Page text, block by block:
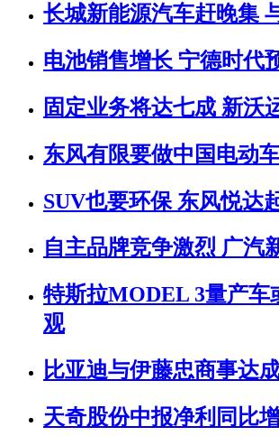
长城新能源汽车赶晚集
电池销售增长 宁德时代
固定业务将达七成 新沃
东风有限要做中国电动
SUV也要环保 东风悦达
自主品牌竞争激烈 广汽
特斯拉MODEL 3量产车
观
比亚迪与伊藤忠商事达
天奇股份中报净利同比